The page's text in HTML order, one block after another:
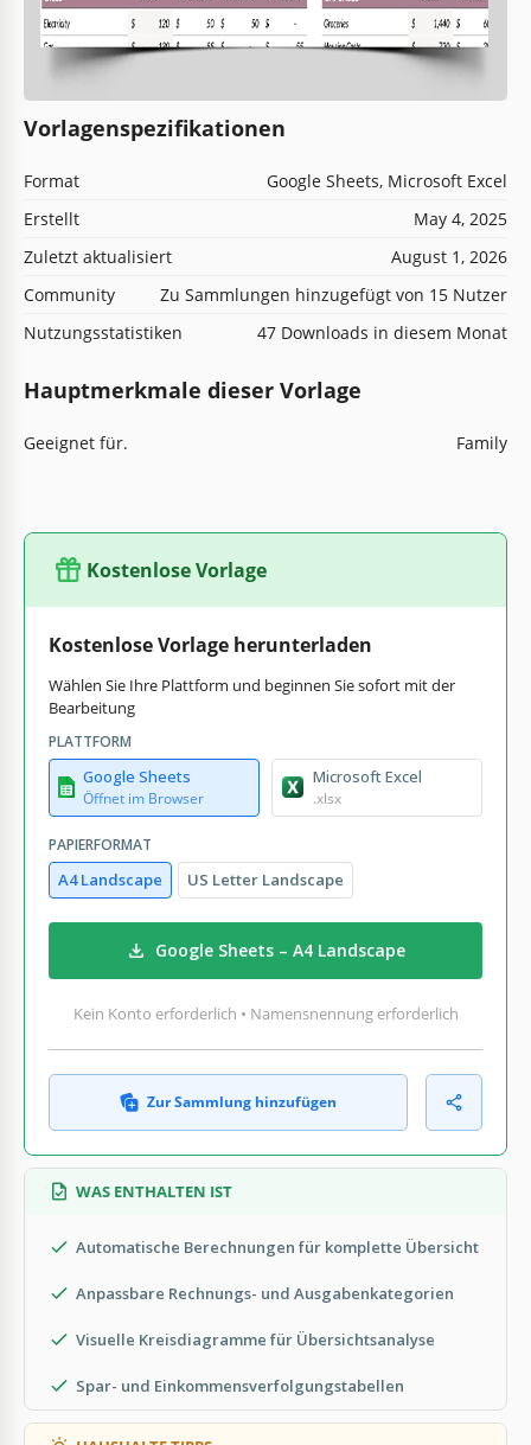
Vorlagenspezifikationen
Format
Google Sheets, Microsoft Excel
Erstellt
May 4, 2025
Zuletzt aktualisiert
August 1, 2026
Community
Zu Sammlungen hinzugefügt von 15 Nutzer
Nutzungsstatistiken
47 Downloads in diesem Monat
Hauptmerkmale dieser Vorlage
Geeignet für. Family
Kostenlose Vorlage
Kostenlose Vorlage herunterladen
Wählen Sie Ihre Plattform und beginnen Sie sofort mit der
Bearbeitung
PLATTFORM
Google Sheets
Öffnet im Browser
Microsoft Excel
.xlsx
PAPIERFORMAT
A4 Landscape US Letter Landscape
Google Sheets – A4 Landscape
Kein Konto erforderlich • Namensnennung erforderlich
Zur Sammlung hinzufügen
WAS ENTHALTEN IST
Automatische Berechnungen für komplette Übersicht
Anpassbare Rechnungs- und Ausgabenkategorien
Visuelle Kreisdiagramme für Übersichtsanalyse
Spar- und Einkommensverfolgungstabellen